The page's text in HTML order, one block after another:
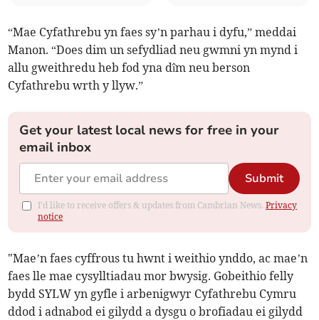
“Mae Cyfathrebu yn faes sy’n parhau i dyfu,” meddai
Manon. “Does dim un sefydliad neu gwmni yn mynd i
allu gweithredu heb fod yna dîm neu berson
Cyfathrebu wrth y llyw.”
Get your latest local news for free in your
email inbox
Submit
I'd like to receive offers & updates from Cambrian News.Privacy
notice
"Mae’n faes cyffrous tu hwnt i weithio ynddo, ac mae’n
faes lle mae cysylltiadau mor bwysig. Gobeithio felly
bydd SYLW yn gyfle i arbenigwyr Cyfathrebu Cymru
ddod i adnabod ei gilydd a dysgu o brofiadau ei gilydd